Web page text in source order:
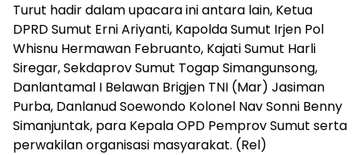
Turut hadir dalam upacara ini antara lain, Ketua
DPRD Sumut Erni Ariyanti, Kapolda Sumut Irjen Pol
Whisnu Hermawan Februanto, Kajati Sumut Harli
Siregar, Sekdaprov Sumut Togap Simangunsong,
Danlantamal I Belawan Brigjen TNI (Mar) Jasiman
Purba, Danlanud Soewondo Kolonel Nav Sonni Benny
Simanjuntak, para Kepala OPD Pemprov Sumut serta
perwakilan organisasi masyarakat. (Rel)